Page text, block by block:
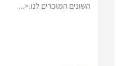
השונים המוכרים לנו.<...